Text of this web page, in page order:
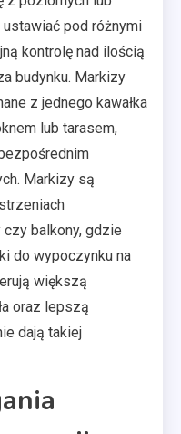
pod różnymi
kontrolę nad ilością
budynku. Markizy
z jednego kawałka
lub tarasem,
Markizy są
czy balkony, gdzie
do wypoczynku na
większą
oraz lepszą
dają takiej